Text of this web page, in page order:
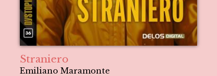
Straniero
Emiliano Maramonte